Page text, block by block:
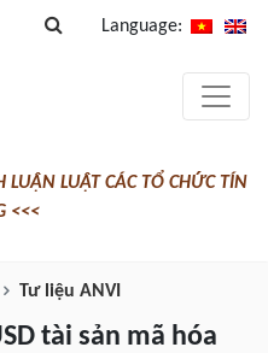
Language:
LUẬT CÁC TỔ CHỨC TÍN
<<<
Tư liệu ANVI
tài sản mã hóa